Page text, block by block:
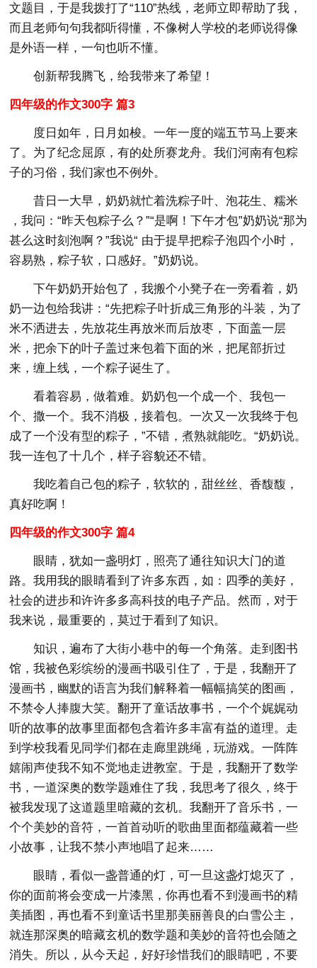
文题目，于是我拨打了“110”热线，老师立即帮助了我，
而且老师句句我都听得懂，不像树人学校的老师说得像
是外语一样，一句也听不懂。
创新帮我腾飞，给我带来了希望！
四年级的作文300字 篇3
度日如年，日月如梭。一年一度的端五节马上要来
了。为了纪念屈原，有的处所赛龙舟。我们河南有包粽
子的习俗，我们家也不例外。
昔日一大早，奶奶就忙着洗粽子叶、泡花生、糯米
，我问：“昨天包粽子么？”“是啊！下午才包”奶奶说“那为
甚么这时刻泡啊？”我说“ 由于提早把粽子泡四个小时，
容易熟，粽子软，口感好。”奶奶说。
下午奶奶开始包了，我搬个小凳子在一旁看着，奶
奶一边包给我讲：“先把粽子叶折成三角形的斗装，为了
米不洒进去，先放花生再放米而后放枣，下面盖一层
米，把余下的叶子盖过来包着下面的米，把尾部折过
来，缠上线，一个粽子诞生了。
看着容易，做着难。奶奶包一个成一个、我包一
个、撒一个。我不消极，接着包。一次又一次我终于包
成了一个没有型的粽子，”不错，煮熟就能吃。“奶奶说。
我一连包了十几个，样子容貌还不错。
我吃着自己包的粽子，软软的，甜丝丝、香馥馥，
真好吃啊！
四年级的作文300字 篇4
眼睛，犹如一盏明灯，照亮了通往知识大门的道
路。我用我的眼睛看到了许多东西，如：四季的美好，
社会的进步和许许多多高科技的电子产品。然而，对于
我来说，最重要的，莫过于看到了知识。
知识，遍布了大街小巷中的每一个角落。走到图书
馆，我被色彩缤纷的漫画书吸引住了，于是，我翻开了
漫画书，幽默的语言为我们解释着一幅幅搞笑的图画，
不禁令人捧腹大笑。翻开了童话故事书，一个个娓娓动
听的故事的故事里面都包含着许多丰富有益的道理。走
到学校我看见同学们都在走廊里跳绳，玩游戏。一阵阵
嬉闹声使我不知不觉地走进教室。于是，我翻开了数学
书，一道深奥的数学题难住了我，我思考了很久，终于
被我发现了这道题里暗藏的玄机。我翻开了音乐书，一
个个美妙的音符，一首首动听的歌曲里面都蕴藏着一些
小故事，让我不禁小声地唱了起来……
眼睛，看似一盏普通的灯，可一旦这盏灯熄灭了，
你的面前将会变成一片漆黑，你再也看不到漫画书的精
美插图，再也看不到童话书里那美丽善良的白雪公主，
就连那深奥的暗藏玄机的数学题和美妙的音符也会随之
消失。所以，从今天起，好好珍惜我们的眼睛吧，不要